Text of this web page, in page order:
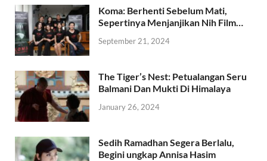
Koma: Berhenti Sebelum Mati,
Sepertinya Menjanjikan Nih Film…
September 21, 2024
The Tiger’s Nest: Petualangan Seru
Balmani Dan Mukti Di Himalaya
January 26, 2024
Sedih Ramadhan Segera Berlalu,
Begini ungkap Annisa Hasim